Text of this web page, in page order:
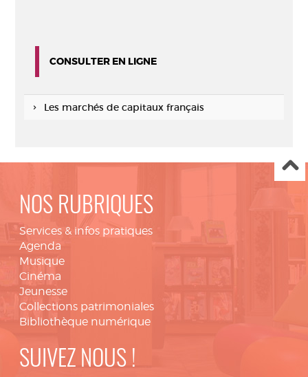
CONSULTER EN LIGNE
Les marchés de capitaux français
NOS RUBRIQUES
Services & infos pratiques
Agenda
Musique
Cinéma
Jeunesse
Collections patrimoniales
Bibliothèque numérique
SUIVEZ NOUS !